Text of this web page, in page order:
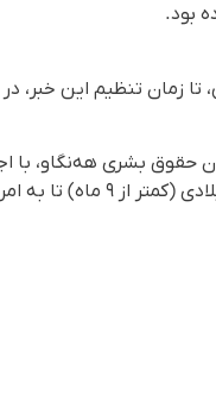
بود.
تا زمان تنظیم این
حقوق بشری هه‌نگاو، با
اعدام شده‌اند بە ۱۰۰ نفر رسیدە است.